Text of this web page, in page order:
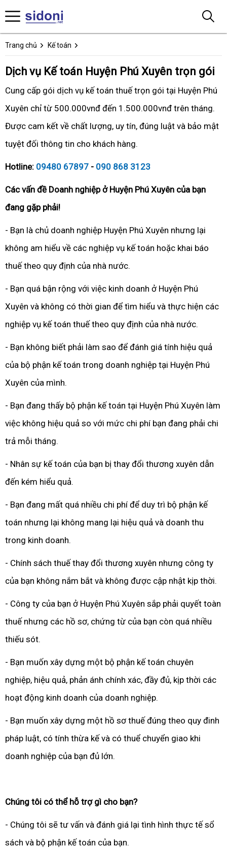
Trang chủ Kế toán
Dịch vụ Kế toán Huyện Phú Xuyên trọn gói
Cung cấp gói dịch vụ kế toán thuế trọn gói tại Huyện Phú
Xuyên chỉ từ 500.000vnđ đến 1.500.000vnđ trên tháng.
Được cam kết về chất lượng, uy tín, đúng luật và bảo mật
tuyệt đối thông tin cho khách hàng.
Hotline: 09480 67897 - 090 868 3123
Các vấn đề Doanh nghiệp ở Huyện Phú Xuyên của bạn
đang gặp phải!
- Bạn là chủ doanh nghiệp Huyện Phú Xuyên nhưng lại
không am hiểu về các nghiệp vụ kế toán hoặc khai báo
thuế theo quy định của nhà nước.
- Bạn quá bận rộng với việc kinh doanh ở Huyện Phú
Xuyên và không có thời gian để tìm hiểu và thực hiện các
nghiệp vụ kế toán thuế theo quy định của nhà nước.
- Bạn không biết phải làm sao để đánh giá tính hiệu quả
của bộ phận kế toán trong doanh nghiệp tại Huyện Phú
Xuyên của mình.
- Bạn đang thấy bộ phận kế toán tại Huyện Phú Xuyên làm
việc không hiệu quả so với mức chi phí bạn đang phải chi
trả mỗi tháng.
- Nhân sự kế toán của bạn bị thay đổi thương xuyên dẫn
đến kém hiểu quả.
- Bạn đang mất quá nhiều chi phí để duy trì bộ phận kế
toán nhưng lại không mang lại hiệu quả và doanh thu
trong kinh doanh.
- Chính sách thuế thay đổi thương xuyên nhưng công ty
của bạn không nắm bắt và không được cập nhật kịp thời.
- Công ty của bạn ở Huyện Phú Xuyên sắp phải quyết toàn
thuế nhưng các hồ sơ, chứng từ của bạn còn quá nhiều
thiếu sót.
- Bạn muốn xây dựng một bộ phận kế toán chuyên
nghiệp, hiệu quả, phản ánh chính xác, đầy đủ, kịp thời các
hoạt động kinh doanh của doanh nghiệp.
- Bạn muốn xây dựng một hồ sơ thuế đúng theo quy đinh
pháp luật, có tính thừa kế và có thuể chuyển giao khi
doanh nghiệp của bạn đủ lớn.
Chúng tôi có thể hỗ trợ gì cho bạn?
- Chúng tôi sẽ tư vấn và đánh giá lại tình hình thực tế sổ
sách và bộ phận kế toán của bạn.